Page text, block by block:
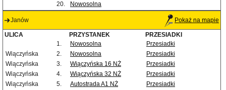
20.
Nowosolna
Janów Pokaż na mapie
ULICA PRZYSTANEK
PRZESIADKI
1.
Nowosolna
Przesiadki
Wiączyńska
2. Nowosolna
Przesiadki
Wiączyńska
3. Wiączyńska 16 NŻ
Przesiadki
Wiączyńska
4. Wiączyńska 32 NŻ
Przesiadki
Wiączyńska
5. Autostrada A1 NŻ
Przesiadki